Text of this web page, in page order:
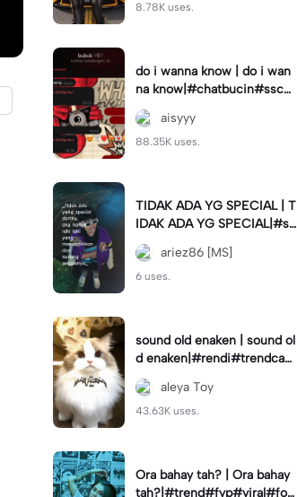
8.78K uses.
do i wanna know | do i wan
na know|#chatbucin#sscha
aisyyy
88.35K uses.
TIDAK ADA YG SPECIAL | T
IDAK ADA YG SPECIAL|#st
atusharian#storywa#lakilaki
#special#quotes#fyp
ariez86 [MS]
6 uses.
sound old enaken | sound ol
d enaken|#rendi#trendcap
cut🔥
aleya Toy
43.63K uses.
Ora bahay tah? | Ora bahay
tah?|#trend#fyp#viral#for